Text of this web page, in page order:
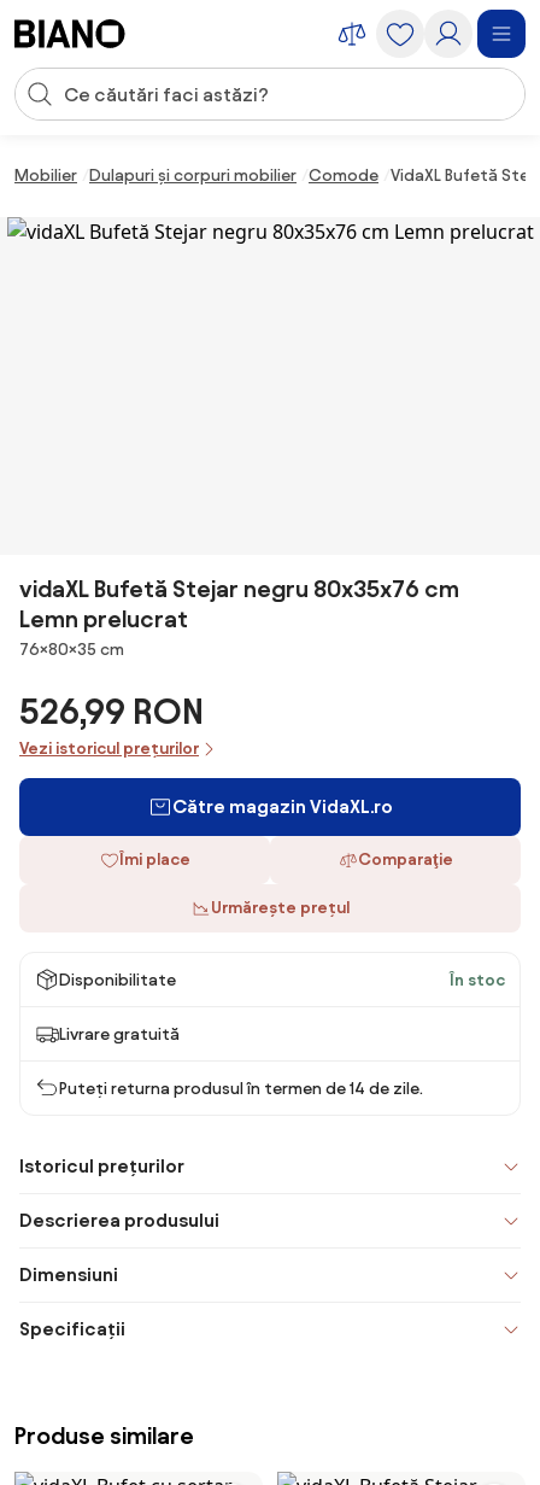
Introducerea căutării
Mobilier Dulapuri și corpuri mobilier Comode VidaXL Bufetă
vidaXL Bufetă Stejar negru 80x35x76 cm
Lemn prelucrat
Dimensiuni
76×80×35 cm
526,99 RON
Vezi istoricul prețurilor
Către magazin VidaXL.ro
Îmi place Comparaţie
Urmărește prețul
Disponibilitate În stoc
Livrare gratuită
Puteți returna produsul în termen de 14 de zile.
Istoricul prețurilor
Descrierea produsului
Dimensiuni
Specificații
Produse similare